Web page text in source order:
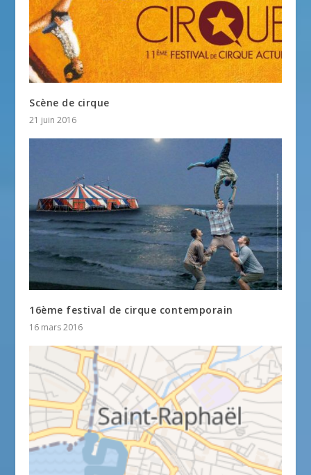
Scène de cirque
21 juin 2016
16ème festival de cirque contemporain
16 mars 2016